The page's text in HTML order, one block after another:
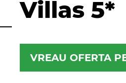
Villas 5*
VREAU OFERTA